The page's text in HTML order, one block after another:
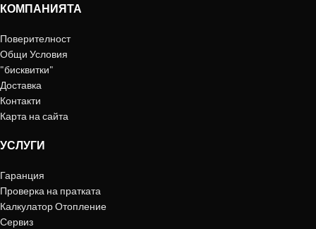
КОМПАНИЯТА
Поверителност
Общи Условия
"бисквитки"
Доставка
Контакти
Карта на сайта
УСЛУГИ
Гаранция
Проверка на пратката
Калкулатор Отопление
Сервиз